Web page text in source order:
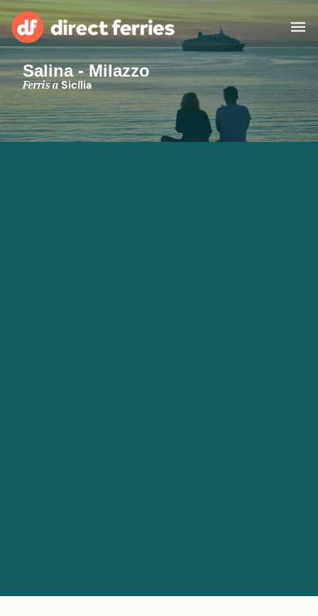
Països
Bitllets de Ferry
Ελλάδα Belgique (FR)
Salina - Milazzo
Ferris aSicília